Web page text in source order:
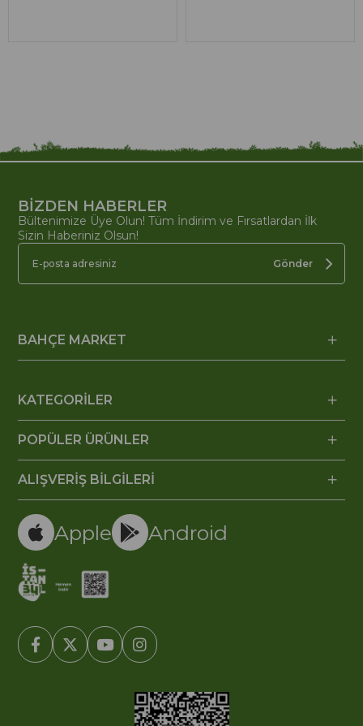
BİZDEN HABERLER
Bültenimize Üye Olun! Tüm İndirim ve Fırsatlardan İlk
Sizin Haberiniz Olsun!
Gönder
BAHÇE MARKET
KATEGORİLER
POPÜLER ÜRÜNLER
ALIŞVERİŞ BİLGİLERİ
Apple Android